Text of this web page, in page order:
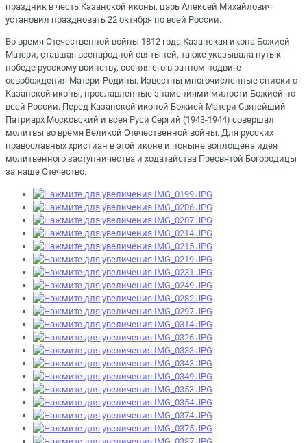
праздник в честь Казанской иконы, царь Алексей Михайлович
установил праздновать 22 октября по всей России.
Во время Отечественной войны 1812 года Казанская икона Божией
Матери, ставшая всенародной святыней, также указывала путь к
победе русскому воинству, осеняя его в ратном подвиге
освобождения Матери-Родины. Известны многочисленные списки с
Казанской иконы, прославленные знамениями милости Божией по
всей России. Перед Казанской иконой Божией Матери Святейший
Патриарх Московский и всея Руси Сергий (1943-1944) совершал
молитвы во время Великой Отечественной войны. Для русских
православных христиан в этой иконе и поныне воплощена идея
молитвенного заступничества и ходатайства Пресвятой Богородицы
за наше Отечество.